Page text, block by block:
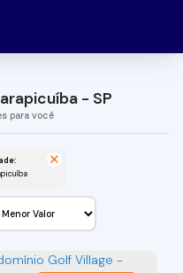
- SP